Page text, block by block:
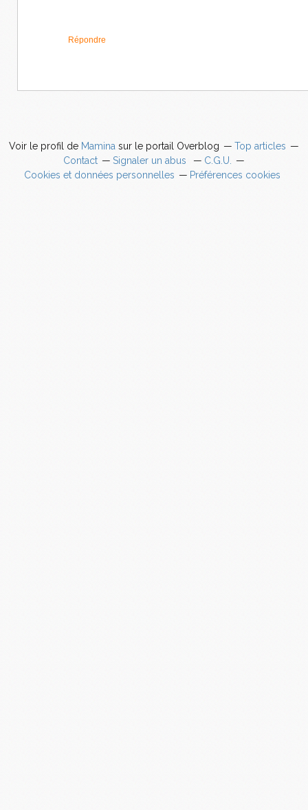
Répondre
Voir le profil de Mamina sur le portail Overblog
Top articles
Contact
Signaler un abus
C.G.U.
Cookies et données personnelles
Préférences cookies